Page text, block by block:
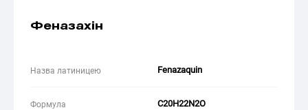
Феназахін
Назва латиницею Fenazaquin
Формула C20H22N2O